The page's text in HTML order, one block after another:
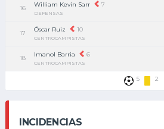
16 William Kevin Sarr 7
DEFENSAS
17 Óscar Ruiz 10
CENTROCAMPISTAS
18 Imanol Barria 6
CENTROCAMPISTAS
5 2
INCIDENCIAS